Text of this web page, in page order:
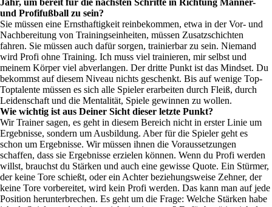
und Profifußball zu sein?
Sie müssen eine Ernsthaftigkeit reinbekommen, etwa in der Vor- und
Nachbereitung von Trainingseinheiten, müssen Zusatzschichten
fahren. Sie müssen auch dafür sorgen, trainierbar zu sein. Niemand
wird Profi ohne Training. Ich muss viel trainieren, mir selbst und
meinem Körper viel abverlangen. Der dritte Punkt ist das Mindset. Du
bekommst auf diesem Niveau nichts geschenkt. Bis auf wenige Top-
Toptalente müssen es sich alle Spieler erarbeiten durch Fleiß, durch
Leidenschaft und die Mentalität, Spiele gewinnen zu wollen.
Wie wichtig ist aus Deiner Sicht dieser letzte Punkt?
Wir Trainer sagen, es geht in diesem Bereich nicht in erster Linie um
Ergebnisse, sondern um Ausbildung. Aber für die Spieler geht es
schon um Ergebnisse. Wir müssen ihnen die Voraussetzungen
schaffen, dass sie Ergebnisse erzielen können. Wenn du Profi werden
willst, brauchst du Stärken und auch eine gewisse Quote. Ein Stürmer,
der keine Tore schießt, oder ein Achter beziehungsweise Zehner, der
keine Tore vorbereitet, wird kein Profi werden. Das kann man auf jede
Position herunterbrechen. Es geht um die Frage: Welche Stärken habe